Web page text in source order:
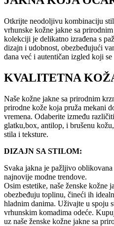
Otkrijte neodoljivu kombinaciju
vrhunske kožne jakne sa
kolekciji je delikatno izrađena s
dizajn i udobnost, obezbeđujući
dana već i autentičan izgled koji se
KVALITETNA
Naše kožne jakne sa prirodnim
prirodne kože koja pruža mekani
vremena. Odaberite između
glatku,box, antilop, i brušenu
stila i teksture.
DIZAJN SA STILOM:
Svaka jakna je pažljivo
najnovije modne trendove.
Osim estetike, naše ženske kožne
obezbeđuju toplinu, čineći ih
hladnim danima. Uživajte u spoju
vrhunskim komadima odeće.
uz naše ženske kožne jakne sa